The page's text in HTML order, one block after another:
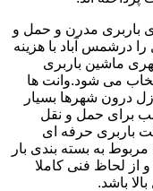
باربری مدرن و حمل و
درشمس آباد با هزینه
ماشین باربری
می شود.وانت ها
درون شهرها بسیار
برای حمل و نقل
باربری حرفه ای
به بسته بندی بار
از لحاظ فنی کاملا
باشد.